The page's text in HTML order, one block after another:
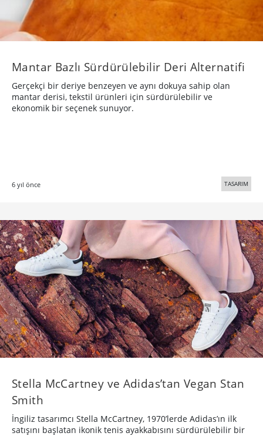
Mantar Bazlı Sürdürülebilir Deri Alternatifi
Gerçekçi bir deriye benzeyen ve aynı dokuya sahip olan
mantar derisi, tekstil ürünleri için sürdürülebilir ve
ekonomik bir seçenek sunuyor.
6 yıl önce TASARIM
Stella McCartney ve Adidas’tan Vegan Stan
Smith
İngiliz tasarımcı Stella McCartney, 1970’lerde Adidas’ın ilk
satışını başlatan ikonik tenis ayakkabısını sürdürülebilir bir